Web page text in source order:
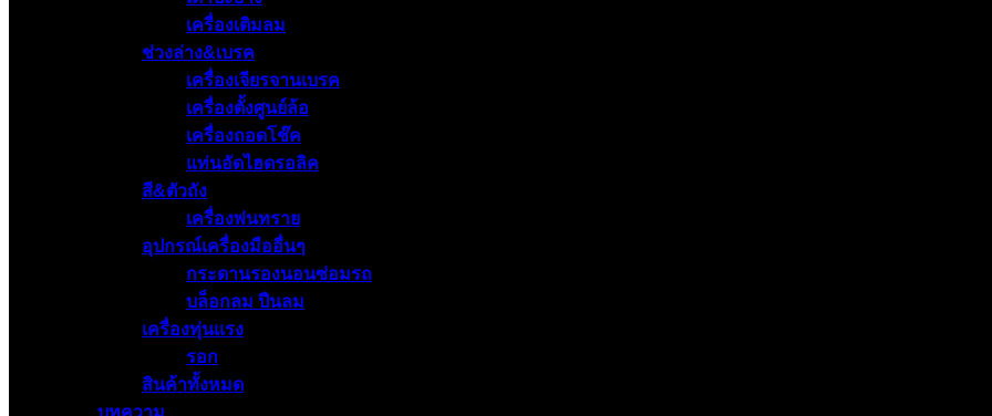
เครื่องเติมลม
ช่วงล่าง&เบรค
เครื่องเจียรจานเบรค
เครื่องตั้งศูนย์ล้อ
เครื่องถอดโช๊ค
แท่นอัดไฮดรอลิค
สี&ตัวถัง
เครื่องพ่นทราย
อุปกรณ์เครื่องมืออื่นๆ
กระดานรองนอนซ่อมรถ
บล็อกลม ปืนลม
เครื่องทุ่นแรง
รอก
สินค้าทั้งหมด
บทความ